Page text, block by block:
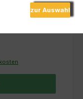
zur Auswahl